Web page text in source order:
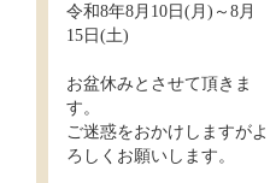
令和8年8月10日(月)～8月
15日(土)
お盆休みとさせて頂きま
す。
ご迷惑をおかけしますがよ
ろしくお願いします。